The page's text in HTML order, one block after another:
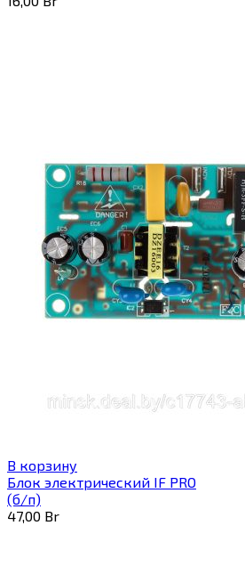
В корзину
Блок электрический IF PRO
(б/п)
47,00 Br